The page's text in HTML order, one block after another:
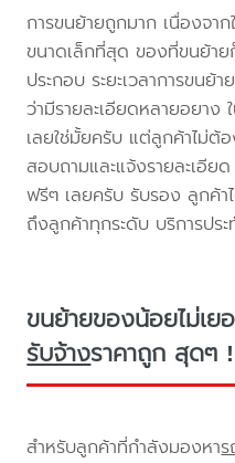
การขนย้ายถูกมาก เนื่องจา
ขนาดเล็กที่สุด ของที่ขนย้า
ประกอบ ระยะเวลาการขนย้
ว่ามีรายละเอียดหลายอยาง
เลยใช่มั้ยครับ แต่ลูกค้าไม่ต้
สอบถามและแจ้งรายละเอีย
ฟรีๆ เลยครับ รับรอง ลูกค้า
ถึงลูกค้าทุกระดับ บริการปร
ขนย้ายของน้อยไม่เย
รับจ้างราคาถูก สุดๆ
สำหรับลูกค้าที่กำลังมองหา